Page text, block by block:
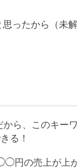
ったから（未解
ら、このキー
る！
円の売上が上